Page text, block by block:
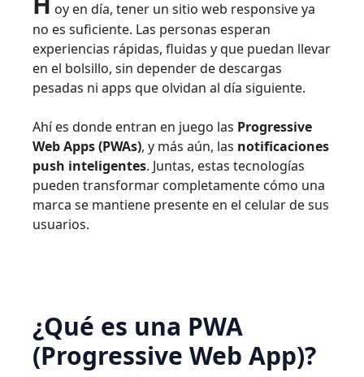
oy en día, tener un sitio web responsive ya
no es suficiente. Las personas esperan
experiencias rápidas, fluidas y que puedan llevar
en el bolsillo, sin depender de descargas
pesadas ni apps que olvidan al día siguiente.
Ahí es donde entran en juego las Progressive
Web Apps (PWAs), y más aún, las notificaciones
push inteligentes. Juntas, estas tecnologías
pueden transformar completamente cómo una
marca se mantiene presente en el celular de sus
usuarios.
¿Qué es una PWA
(Progressive Web App)?